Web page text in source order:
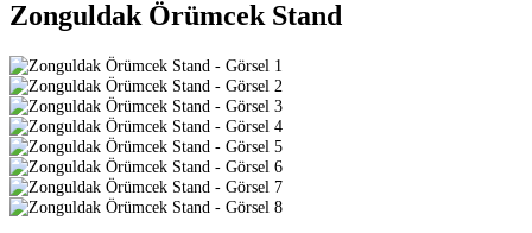
Zonguldak Örümcek Stand